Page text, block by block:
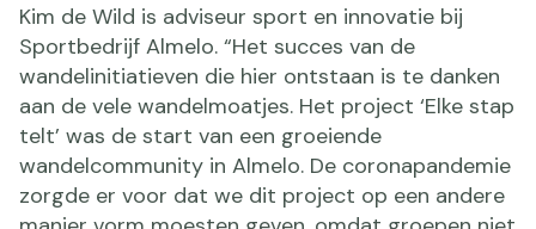
Kim de Wild is adviseur sport en innovatie bij
Sportbedrijf Almelo. “Het succes van de
wandelinitiatieven die hier ontstaan is te danken
aan de vele wandelmoatjes. Het project ‘Elke stap
telt’ was de start van een groeiende
wandelcommunity in Almelo. De coronapandemie
zorgde er voor dat we dit project op een andere